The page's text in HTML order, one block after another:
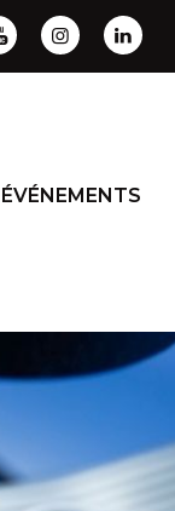
ÉVÉNEMENTS